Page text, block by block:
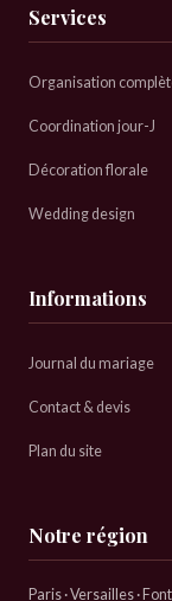
Services
Organisation
Coordination jour-J
Décoration florale
Wedding design
Informations
Journal du mariage
Contact & devis
Plan du site
Notre région
Paris · Versailles ·